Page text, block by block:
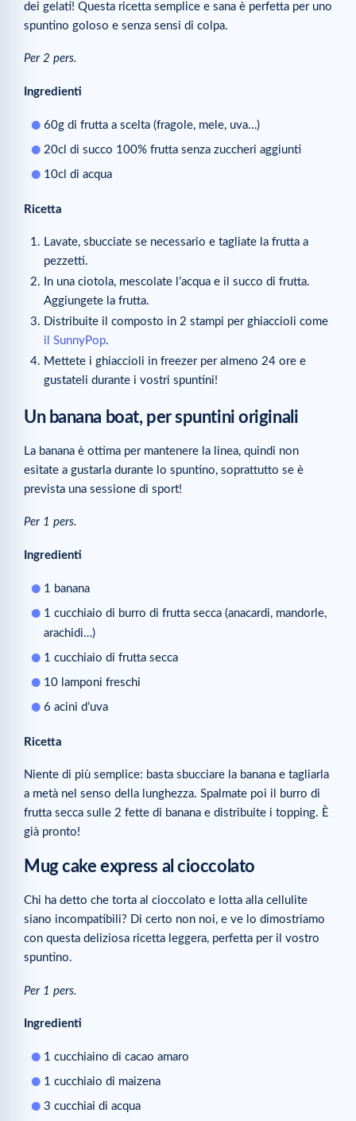
dei gelati! Questa ricetta semplice e sana è perfetta per uno
spuntino goloso e senza sensi di colpa.
Per 2 pers.
Ingredienti
60g di frutta a scelta (fragole, mele, uva…)
20cl di succo 100% frutta senza zuccheri aggiunti
10cl di acqua
Ricetta
Lavate, sbucciate se necessario e tagliate la frutta a
pezzetti.
In una ciotola, mescolate l’acqua e il succo di frutta.
Aggiungete la frutta.
Distribuite il composto in 2 stampi per ghiaccioli come
il SunnyPop.
Mettete i ghiaccioli in freezer per almeno 24 ore e
gustateli durante i vostri spuntini!
Un banana boat, per spuntini originali
La banana è ottima per mantenere la linea, quindi non
esitate a gustarla durante lo spuntino, soprattutto se è
prevista una sessione di sport!
Per 1 pers.
Ingredienti
1 banana
1 cucchiaio di burro di frutta secca (anacardi, mandorle,
arachidi…)
1 cucchiaio di frutta secca
10 lamponi freschi
6 acini d’uva
Ricetta
Niente di più semplice: basta sbucciare la banana e tagliarla
a metà nel senso della lunghezza. Spalmate poi il burro di
frutta secca sulle 2 fette di banana e distribuite i topping. È
già pronto!
Mug cake express al cioccolato
Chi ha detto che torta al cioccolato e lotta alla cellulite
siano incompatibili? Di certo non noi, e ve lo dimostriamo
con questa deliziosa ricetta leggera, perfetta per il vostro
spuntino.
Per 1 pers.
Ingredienti
1 cucchiaino di cacao amaro
1 cucchiaio di maizena
3 cucchiai di acqua